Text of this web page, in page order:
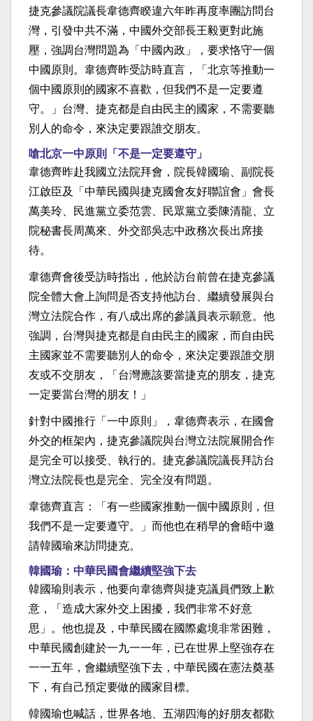
捷克參議院議長韋德齊睽違六年昨再度率團訪問台
灣，引發中共不滿，中國外交部長王毅更對此施
壓，強調台灣問題為「中國內政」，要求恪守一個
中國原則。韋德齊昨受訪時直言，「北京等推動一
個中國原則的國家不喜歡，但我們不是一定要遵
守。」台灣、捷克都是自由民主的國家，不需要聽
別人的命令，來決定要跟誰交朋友。
嗆北京一中原則「不是一定要遵守」
韋德齊昨赴我國立法院拜會，院長韓國瑜、副院長
江啟臣及「中華民國與捷克國會友好聯誼會」會長
萬美玲、民進黨立委范雲、民眾黨立委陳清龍、立
院秘書長周萬來、外交部吳志中政務次長出席接
待。
韋德齊會後受訪時指出，他於訪台前曾在捷克參議
院全體大會上詢問是否支持他訪台、繼續發展與台
灣立法院合作，有八成出席的參議員表示願意。他
強調，台灣與捷克都是自由民主的國家，而自由民
主國家並不需要聽別人的命令，來決定要跟誰交朋
友或不交朋友，「台灣應該要當捷克的朋友，捷克
一定要當台灣的朋友！」
針對中國推行「一中原則」，韋德齊表示，在國會
外交的框架內，捷克參議院與台灣立法院展開合作
是完全可以接受、執行的。捷克參議院議長拜訪台
灣立法院長也是完全、完全沒有問題。
韋德齊直言：「有一些國家推動一個中國原則，但
我們不是一定要遵守。」而他也在稍早的會晤中邀
請韓國瑜來訪問捷克。
韓國瑜：中華民國會繼續堅強下去
韓國瑜則表示，他要向韋德齊與捷克議員們致上歉
意，「造成大家外交上困擾，我們非常不好意
思」。他也提及，中華民國在國際處境非常困難，
中華民國創建於一九一一年，已在世界上堅強存在
一一五年，會繼續堅強下去，中華民國在憲法奠基
下，有自己預定要做的國家目標。
韓國瑜也喊話，世界各地、五湖四海的好朋友都歡